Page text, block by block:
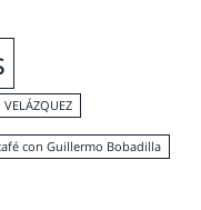
con Guillermo Bobadilla